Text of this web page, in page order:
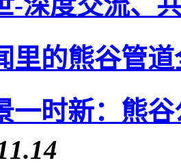
里的熊谷管
一时新：熊